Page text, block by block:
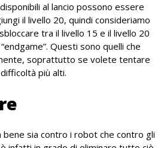
al lancio possono essere
il livello 20, quindi consideriamo
tra il livello 15 e il livello 20
Questi sono quelli che
soprattutto se volete tentare
più alti.
bene sia contro i robot che contro gli